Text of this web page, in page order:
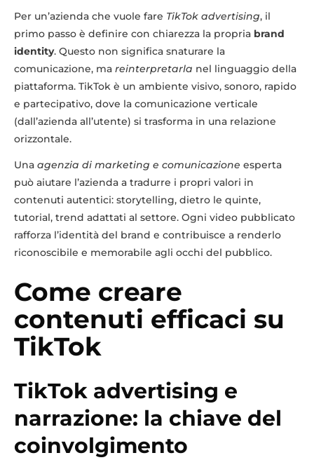
Per un’azienda che vuole fare TikTok advertising, il
primo passo è definire con chiarezza la propria brand
identity. Questo non significa snaturare la
comunicazione, ma reinterpretarla nel linguaggio della
piattaforma. TikTok è un ambiente visivo, sonoro, rapido
e partecipativo, dove la comunicazione verticale
(dall’azienda all’utente) si trasforma in una relazione
orizzontale.
Una agenzia di marketing e comunicazione esperta
può aiutare l’azienda a tradurre i propri valori in
contenuti autentici: storytelling, dietro le quinte,
tutorial, trend adattati al settore. Ogni video pubblicato
rafforza l’identità del brand e contribuisce a renderlo
riconoscibile e memorabile agli occhi del pubblico.
Come creare
contenuti efficaci su
TikTok
TikTok advertising e
narrazione: la chiave del
coinvolgimento